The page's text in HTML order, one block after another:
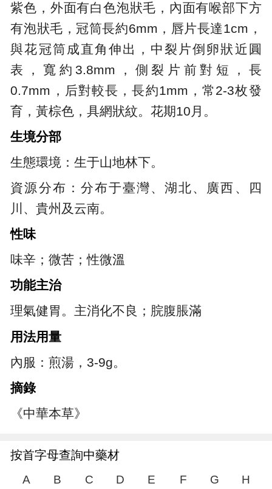
紫色，外面有白色泡狀毛，內面有喉部下方
有泡狀毛，冠筒長約6mm，唇片長達1cm，
與花冠筒成直角伸出，中裂片倒卵狀近圓
表，寬約3.8mm，側裂片前對短，長
0.7mm，后對較長，長約1mm，常2-3枚發
育，黃棕色，具網狀紋。花期10月。
生境分部
生態環境：生于山地林下。
資源分布：分布于臺灣、湖北、廣西、四
川、貴州及云南。
性味
味辛；微苦；性微溫
功能主治
理氣健胃。主消化不良；脘腹脹滿
用法用量
內服：煎湯，3-9g。
摘錄
《中華本草》
按首字母查詢中藥材
A B C D E F G H